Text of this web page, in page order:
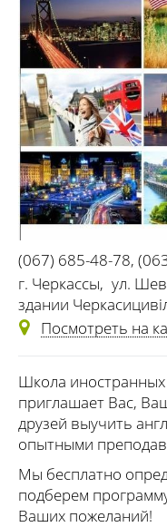
(067) 685-48-78,
г. Черкассы, ул.
здании
Посмотреть на
Школа иностранных
приглашает Вас,
друзей выучить
опытными
Мы бесплатно
подберем
Ваших пожеланий!